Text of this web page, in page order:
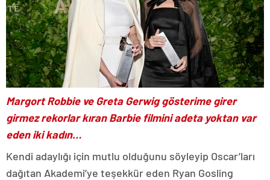
Margort Robbie ve Greta Gerwig gösterime girer
girmez rekorlar kıran Barbie filmini adeta yoktan var
eden iki kadın…
Kendi adaylığı için mutlu olduğunu söyleyip Oscar’ları
dağıtan Akademi’ye teşekkür eden Ryan Gosling